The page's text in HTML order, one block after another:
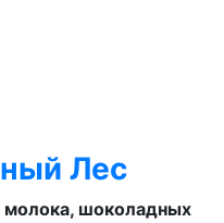
Лес
молока, шоколадных